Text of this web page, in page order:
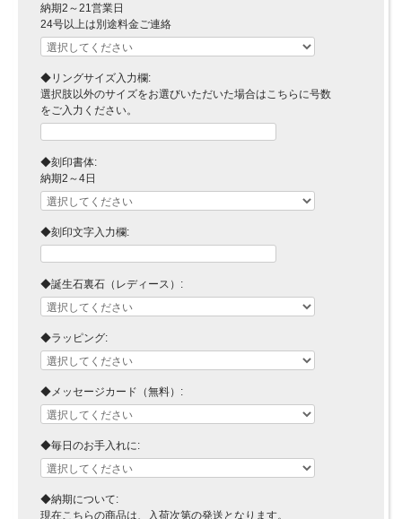
納期2～21営業日
24号以上は別途料金ご連絡
◆リングサイズ入力欄:
選択肢以外のサイズをお選びいただいた場合はこちらに号数
をご入力ください。
◆刻印書体:
納期2～4日
◆刻印文字入力欄:
◆誕生石裏石（レディース）:
◆ラッピング:
◆メッセージカード（無料）:
◆毎日のお手入れに:
◆納期について:
現在こちらの商品は、入荷次第の発送となります。